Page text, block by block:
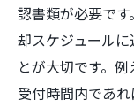
認書類が必要で
却スケジュール
とが大切です。
受付時間内であ